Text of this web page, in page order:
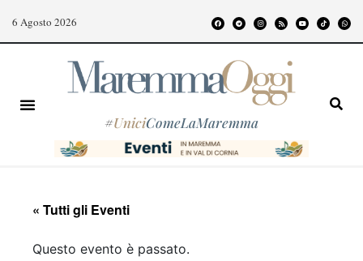
6 Agosto 2026
#UniciComeLaMaremma
« Tutti gli Eventi
Questo evento è passato.